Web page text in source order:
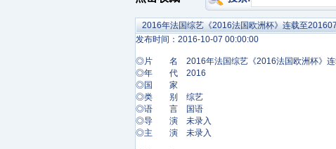
2016年法国综艺《2016法国欧洲杯》连载至
发布时间：2016-10-07 00:00:00
◎片 名 2016年法国综艺《2016法国欧洲杯》连
◎年 代 2016
◎国 家
◎类 别 综艺
◎语 言 国语
◎导 演 未录入
◎主 演 未录入